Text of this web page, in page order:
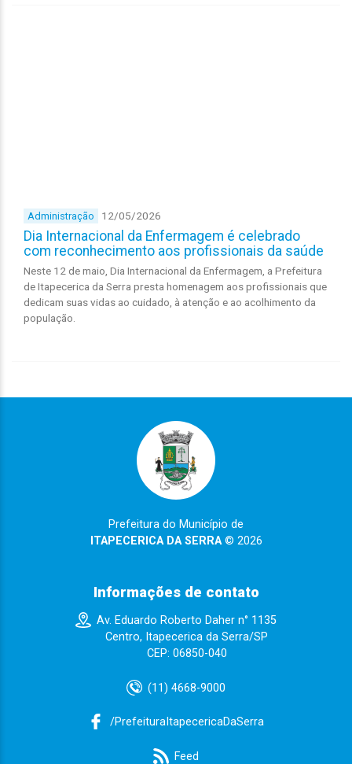
Administração 12/05/2026
Dia Internacional da Enfermagem é celebrado
com reconhecimento aos profissionais da saúde
Neste 12 de maio, Dia Internacional da Enfermagem, a Prefeitura
de Itapecerica da Serra presta homenagem aos profissionais que
dedicam suas vidas ao cuidado, à atenção e ao acolhimento da
população.
Prefeitura do Município de
ITAPECERICA DA SERRA© 2026
Informações de contato
Av. Eduardo Roberto Daher n° 1135
Centro, Itapecerica da Serra/SP
CEP: 06850-040
(11) 4668-9000
/PrefeituraItapecericaDaSerra
Feed